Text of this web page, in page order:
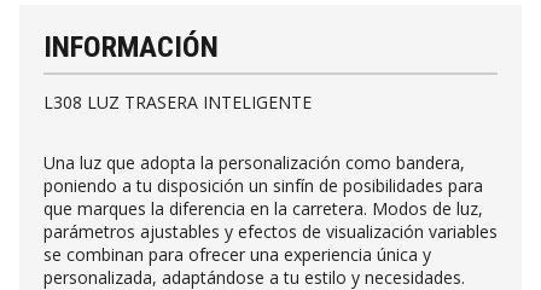
INFORMACIÓN
L308 LUZ TRASERA INTELIGENTE
Una luz que adopta la personalización como bandera,
poniendo a tu disposición un sinfín de posibilidades para
que marques la diferencia en la carretera. Modos de luz,
parámetros ajustables y efectos de visualización variables
se combinan para ofrecer una experiencia única y
personalizada, adaptándose a tu estilo y necesidades.